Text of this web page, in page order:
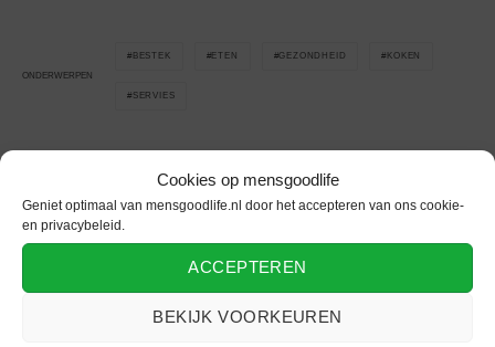
Cookies op mensgoodlife
Geniet optimaal van mensgoodlife.nl door het accepteren van ons cookie-
en privacybeleid.
ACCEPTEREN
BEKIJK VOORKEUREN
ONDERWERPEN
BESTEK ETEN GEZONDHEID KOKEN
SERVIES
Gerelateerd